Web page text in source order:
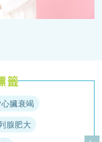
臟衰竭
腺肥大